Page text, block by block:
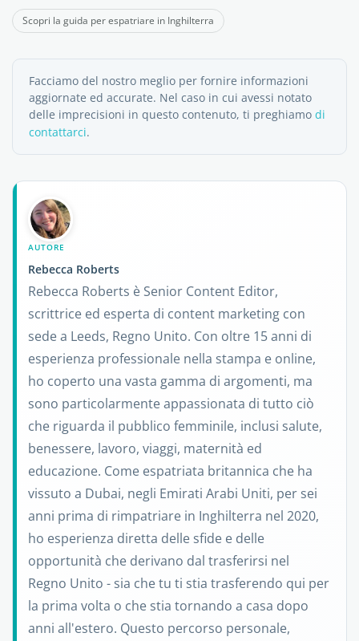
Scopri la guida per espatriare in Inghilterra
Facciamo del nostro meglio per fornire informazioni
aggiornate ed accurate. Nel caso in cui avessi notato
delle imprecisioni in questo contenuto, ti preghiamo di
contattarci.
AUTORE
Rebecca Roberts
Rebecca Roberts è Senior Content Editor,
scrittrice ed esperta di content marketing con
sede a Leeds, Regno Unito. Con oltre 15 anni di
esperienza professionale nella stampa e online,
ho coperto una vasta gamma di argomenti, ma
sono particolarmente appassionata di tutto ciò
che riguarda il pubblico femminile, inclusi salute,
benessere, lavoro, viaggi, maternità ed
educazione. Come espatriata britannica che ha
vissuto a Dubai, negli Emirati Arabi Uniti, per sei
anni prima di rimpatriare in Inghilterra nel 2020,
ho esperienza diretta delle sfide e delle
opportunità che derivano dal trasferirsi nel
Regno Unito - sia che tu ti stia trasferendo qui per
la prima volta o che stia tornando a casa dopo
anni all'estero. Questo percorso personale,